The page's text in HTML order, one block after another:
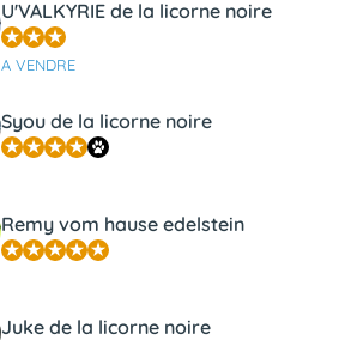
U'VALKYRIE de la licorne noire
A VENDRE
Syou de la licorne noire
Remy vom hause edelstein
Juke de la licorne noire